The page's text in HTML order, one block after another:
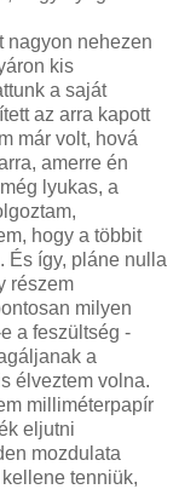
nagyon nehezen
kis
a saját
az arra kapott
már volt, hová
amerre én
lyukas, a
hogy a többit
És így, pláne nulla
részem
milyen
a feszültség -
a
élveztem volna.
milliméterpapír
eljutni
mozdulata
tenniük,